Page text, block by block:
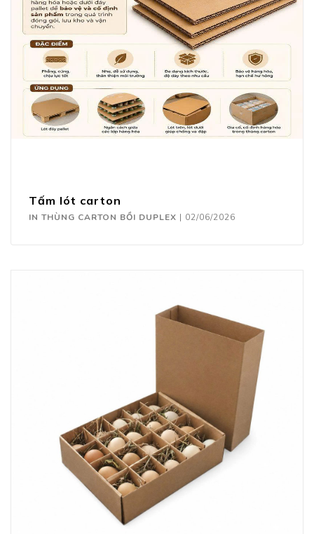
Tấm lót carton
IN THÙNG CARTON BỒI DUPLEX | 02/06/2026